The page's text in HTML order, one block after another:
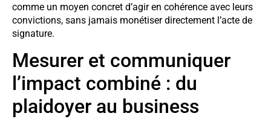
comme un moyen concret d’agir en cohérence avec leurs
convictions, sans jamais monétiser directement l’acte de
signature.
Mesurer et communiquer
l’impact combiné : du
plaidoyer au business